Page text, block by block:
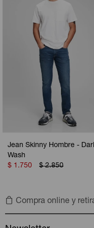
Jean Skinny Hombre -
Wash
$ 1.750 $ 2.850
Compra online y
Camperas
Musculosas
Shorts
Vestidos y polleras
Pijamas
Calzas
Camperas
Chalecos
Shorts
Ropa interior
Polos
Camperas
Chalecos
Ropa interior
Pijamas
Camperas
Pijamas